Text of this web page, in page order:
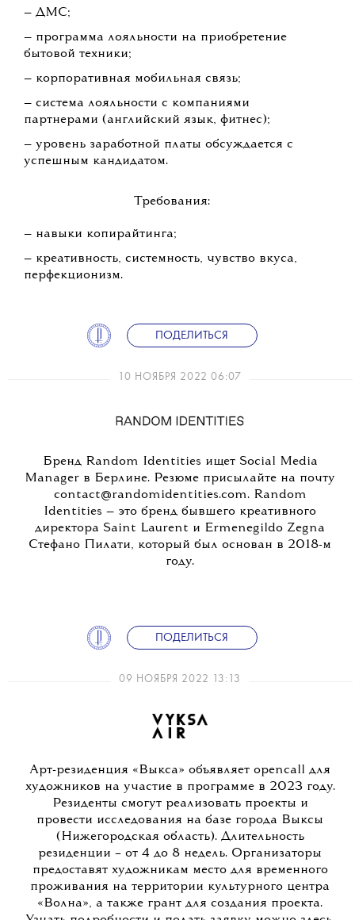
— ДМС;
— программа лояльности на приобретение
бытовой техники;
— корпоративная мобильная связь;
— система лояльности с компаниями
партнерами (английский язык, фитнес);
— уровень заработной платы обсуждается с
успешным кандидатом.
Требования:
— навыки копирайтинга;
— креативность, системность, чувство вкуса,
перфекционизм.
ПОДЕЛИТЬСЯ
10 НОЯБРЯ 2022 06:07
Бренд Random Identities ищет Social Media
Manager в Берлине. Резюме присылайте на почту
contact@randomidentities.com. Random
Identities — это бренд бывшего креативного
директора Saint Laurent и Ermenegildo Zegnа
Стефано Пилати, который был основан в 2018-м
году.
ПОДЕЛИТЬСЯ
09 НОЯБРЯ 2022 13:13
Арт-резиденция «Выкса» объявляет opencall для
художников на участие в программе в 2023 году.
Резиденты смогут реализовать проекты и
провести исследования на базе города Выксы
(Нижегородская область). Длительность
резиденции – от 4 до 8 недель. Организаторы
предоставят художникам место для временного
проживания на территории культурного центра
«Волна», а также грант для создания проекта.